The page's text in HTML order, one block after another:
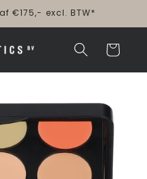
€175,- excl. BTW*
Winkelwagen